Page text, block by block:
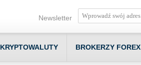
Newsletter
KRYPTOWALUTY BROKERZY FOREX